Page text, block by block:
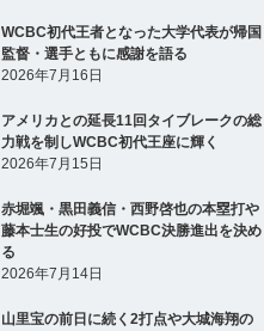
WCBC初代王者となった大学代表が帰国
監督・選手ともに感謝を語る
2026年7月16日
アメリカとの延長11回タイブレークの総
力戦を制しWCBC初代王座に輝く
2026年7月15日
赤堀颯・黒田義信・西野啓也の本塁打や
藤本士生の好投でWCBC決勝進出を決め
る
2026年7月14日
山里宝の前日に続く2打点や大城海翔の